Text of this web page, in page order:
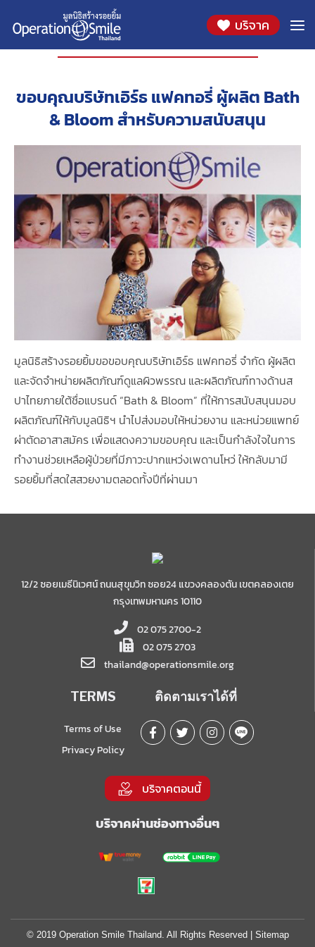
บริจาค
องค์กรที่ร่วมสนับสนุน
ขอบคุณบริษัทเอิร์ธ แฟคทอรี่ ผู้ผลิต Bath
& Bloom สำหรับความสนับสนุน
มูลนิธิสร้างรอยยิ้มขอขอบคุณบริษัทเอิร์ธ แฟคทอรี่ จำกัด ผู้ผลิต
และจัดจำหน่ายผลิตภัณฑ์ดูแลผิวพรรณ และผลิตภัณฑ์ทางด้านส
ปาไทยภายใต้ชื่อแบรนด์ “Bath & Bloom” ที่ให้การสนับสนุนมอบ
ผลิตภัณฑ์ให้กับมูลนิธิฯ นำไปส่งมอบให้หน่วยงาน และหน่วยแพทย์
ผ่าตัดอาสาสมัคร เพื่อแสดงความขอบคุณ และเป็นกำลังใจในการ
ทำงานช่วยเหลือผู้ป่วยที่มีภาวะปากแหว่งเพดานโหว่ ให้กลับมามี
รอยยิ้มที่สดใสสวยงามตลอดทั้งปีที่ผ่านมา
12/2 ซอยเมธีนิเวศน์ ถนนสุขุมวิท ซอย24 แขวงคลองตัน เขตคลองเตย
กรุงเทพมหานคร 10110
02 075 2700-2
02 075 2703
thailand@operationsmile.org
TERMS
Terms of Use
Privacy Policy
ติดตามเราได้ที่
บริจาคตอนนี้
บริจาคผ่านช่องทางอื่นๆ
© 2019 Operation Smile Thailand. All Rights Reserved | Sitemap